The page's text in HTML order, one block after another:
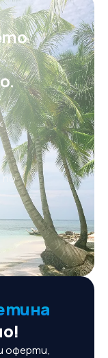
по
оферти,